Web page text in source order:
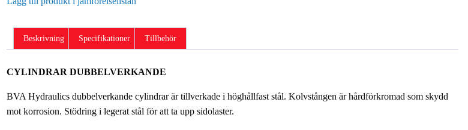
Beskrivning Specifikationer Tillbehör
CYLINDRAR DUBBELVERKANDE
BVA Hydraulics dubbelverkande cylindrar är tillverkade i höghållfast stål. Kolvstången är hårdförkromad som skydd
mot korrosion. Stödring i legerat stål för att ta upp sidolaster.